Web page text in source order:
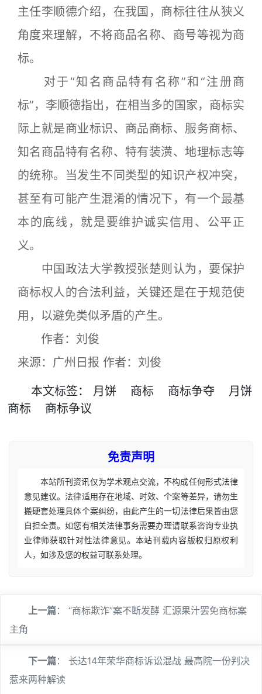
主任李顺德介绍，在我国，商标往往从狭义
角度来理解，不将商品名称、商号等视为商
标。
对于“知名商品特有名称”和“注册商
标”，李顺德指出，在相当多的国家，商标实
际上就是商业标识、商品商标、服务商标、
知名商品特有名称、特有装潢、地理标志等
的统称。当发生不同类型的知识产权冲突，
甚至有可能产生混淆的情况下，有一个最基
本的底线，就是要维护诚实信用、公平正
义。
中国政法大学教授张楚则认为，要保护
商标权人的合法利益，关键还是在于规范使
用，以避免类似矛盾的产生。
作者：刘俊
来源：广州日报 作者：刘俊
本文标签： 月饼 商标 商标争夺
月饼
商标
商标争议
免责声明
本站所刊资讯仅为学术观点交流，不构成任何形式法律
意见建议。法律适用存在地域、时效、个案等差异，请勿生
搬硬套处理具体个案纠纷，由此产生的一切法律后果皆由您
自担全责。如您有相关法律事务需要办理请联系咨询专业执
业律师获取针对性法律意见。本站刊载内容版权归原权利
人，如涉及您的权益可联系处理。
上一篇： “商标欺诈”案不断发酵 汇源果汁罢免商标案
主角
下一篇： 长达14年荣华商标诉讼混战 最高院一份判决
惹来两种解读